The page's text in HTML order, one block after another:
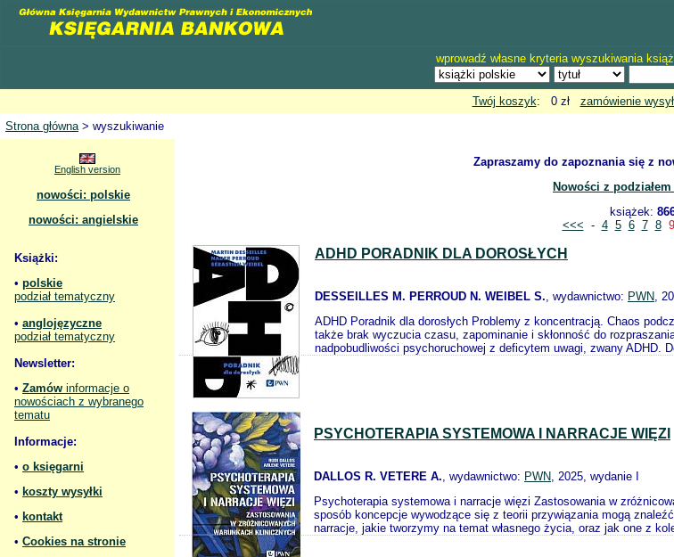
wprowadź własne kryteria wyszukiwania
Twój koszyk: 0 zł zamówienie
Strona główna> wyszukiwanie
English version
nowości: polskie
nowości: angielskie
Książki:
• polskie
podział tematyczny
• anglojęzyczne
podział tematyczny
Newsletter:
• Zamów informacje o
nowościach z wybranego
tematu
Informacje:
• o księgarni
• koszty wysyłki
• kontakt
• Cookies na stronie
Zapraszamy do zapoznania się z
Nowości z
książek:
<<< - 4 5 6 7 8 9
ADHD PORADNIK DLA DOROSŁYCH
DESSEILLES M. PERROUD N. WEIBEL S., wydawnictwo: PWN,
ADHD Poradnik dla dorosłych Problemy z koncentracją. Chaos
także brak wyczucia czasu, zapominanie i skłonność do
nadpobudliwości psychoruchowej z deficytem uwagi, zwany ADHD.
PSYCHOTERAPIA SYSTEMOWA I NARRACJE WIĘZI
DALLOS R. VETERE A., wydawnictwo: PWN, 2025, wydanie I
Psychoterapia systemowa i narracje więzi Zastosowania w
sposób koncepcje wywodzące się z teorii przywiązania mogą
narracje, jakie tworzymy na temat własnego życia, oraz jak one z